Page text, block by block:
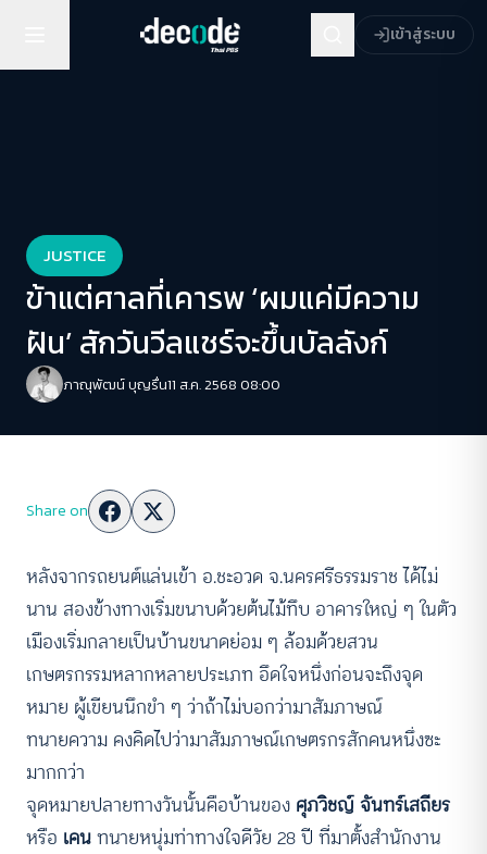
เข้าสู่ระบบ
JUSTICE
ข้าแต่ศาลที่เคารพ ‘ผมแค่มีความ
ฝัน’ สักวันวีลแชร์จะขึ้นบัลลังก์
ภาณุพัฒน์ บุญรื่น11 ส.ค. 2568 08:00
Share on
หลังจากรถยนต์แล่นเข้า อ.ชะอวด จ.นครศรีธรรมราช ได้ไม่
นาน สองข้างทางเริ่มขนาบด้วยต้นไม้ทึบ อาคารใหญ่ ๆ ในตัว
เมืองเริ่มกลายเป็นบ้านขนาดย่อม ๆ ล้อมด้วยสวน
เกษตรกรรมหลากหลายประเภท อึดใจหนึ่งก่อนจะถึงจุด
หมาย ผู้เขียนนึกขำ ๆ ว่าถ้าไม่บอกว่ามาสัมภาษณ์
ทนายความ คงคิดไปว่ามาสัมภาษณ์เกษตรกรสักคนหนึ่งซะ
มากกว่า
จุดหมายปลายทางวันนั้นคือบ้านของ ศุภวิชญ์ จันทร์เสถียร
หรือ เคนทนายหนุ่มท่าทางใจดีวัย 28 ปี ที่มาตั้งสำนักงาน